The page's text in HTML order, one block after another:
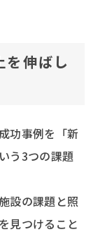
を伸ばし
功事例を「新
う3つの課題
設の課題と照
見つけること